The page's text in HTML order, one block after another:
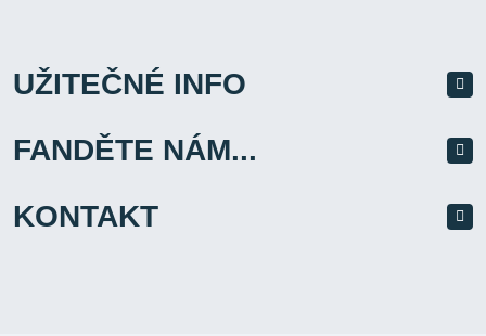
UŽITEČNÉ INFO
FANDĚTE NÁM...
KONTAKT